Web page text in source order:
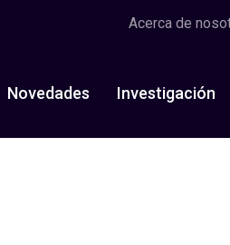
Acerca de
Novedades Investigación